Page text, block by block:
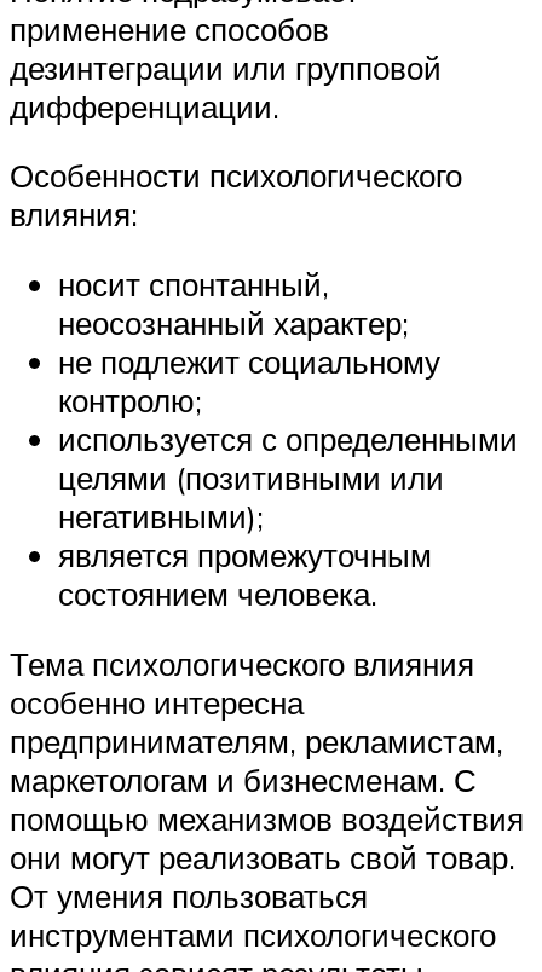
применение способов
дезинтеграции или групповой
дифференциации.
Особенности психологического
влияния:
носит спонтанный,
неосознанный характер;
не подлежит социальному
контролю;
используется с определенными
целями (позитивными или
негативными);
является промежуточным
состоянием человека.
Тема психологического влияния
особенно интересна
предпринимателям, рекламистам,
маркетологам и бизнесменам. С
помощью механизмов воздействия
они могут реализовать свой товар.
От умения пользоваться
инструментами психологического